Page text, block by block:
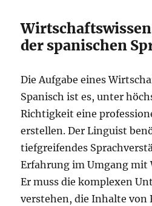
der spanischen
Die Aufgabe eines
Spanisch ist es, unter
Richtigkeit eine
erstellen. Der Linguist
tiefgreifendes
Erfahrung im Umgang
Er muss die komplexen
verstehen, die Inhalte